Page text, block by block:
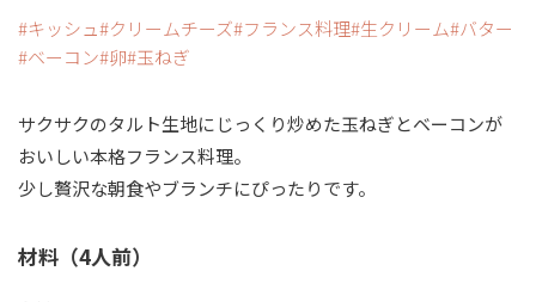
キッシュ クリームチーズ フランス料理 生クリーム バター
ベーコン 卵 玉ねぎ
サクサクのタルト生地にじっくり炒めた玉ねぎとベーコンが
おいしい本格フランス料理。
少し贅沢な朝食やブランチにぴったりです。
材料（4人前）